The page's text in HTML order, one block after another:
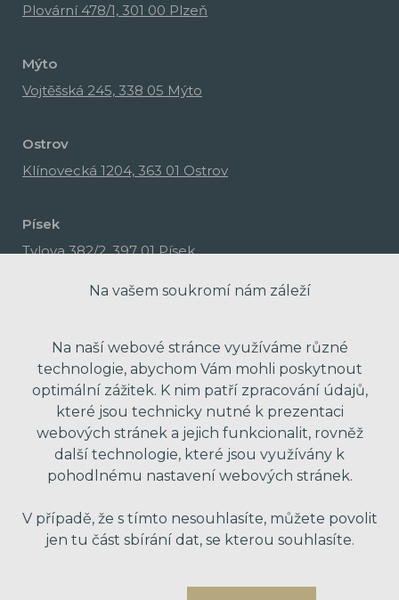
Plovární 478/1, 301 00 Plzeň
Mýto
Vojtěšská 245, 338 05 Mýto
Ostrov
Klínovecká 1204, 363 01 Ostrov
Písek
Tylova 382/2, 397 01 Písek
Na vašem soukromí nám záleží
Na naší webové stránce využíváme různé
technologie, abychom Vám mohli poskytnout
optimální zážitek. K nim patří zpracování údajů,
které jsou technicky nutné k prezentaci
webových stránek a jejich funkcionalit, rovněž
další technologie, které jsou využívány k
pohodlnému nastavení webových stránek.
V případě, že s tímto nesouhlasíte, můžete povolit
jen tu část sbírání dat, se kterou souhlasíte.